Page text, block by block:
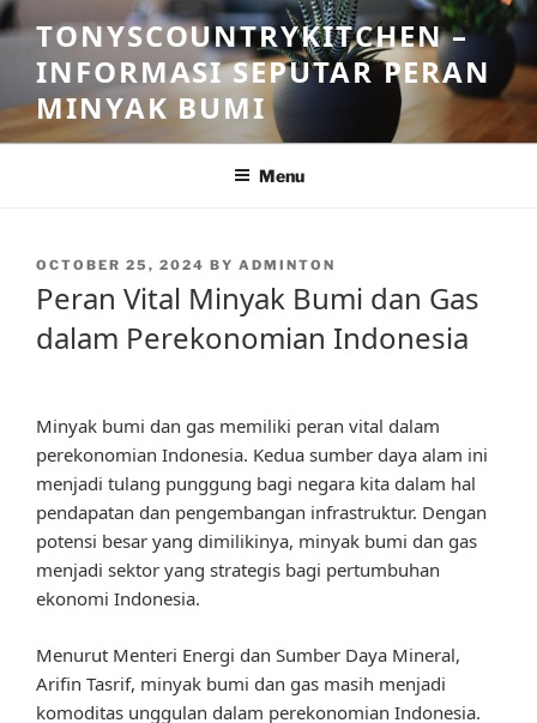
Skip
to
content
TONYSCOUNTRYKITCHEN –
INFORMASI SEPUTAR PERAN
MINYAK BUMI
Menu
POSTED
OCTOBER 25, 2024 BY ADMINTON
Peran Vital Minyak Bumi dan Gas
dalam Perekonomian Indonesia
Minyak bumi dan gas memiliki peran vital dalam
perekonomian Indonesia. Kedua sumber daya alam ini
menjadi tulang punggung bagi negara kita dalam hal
pendapatan dan pengembangan infrastruktur. Dengan
potensi besar yang dimilikinya, minyak bumi dan gas
menjadi sektor yang strategis bagi pertumbuhan
ekonomi Indonesia.
Menurut Menteri Energi dan Sumber Daya Mineral,
Arifin Tasrif, minyak bumi dan gas masih menjadi
komoditas unggulan dalam perekonomian Indonesia.